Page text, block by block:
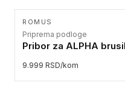
ROMUS
Priprema podloge
Pribor za ALPHA
9.999 RSD/kom